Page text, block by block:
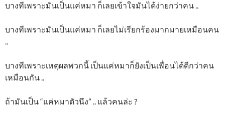
บางทีเพราะมันเป็นแค่หมา ก็เลยเข้าใจมันได้ง่ายกว่าคน ..
บางทีเพราะมันเป็นแค่หมา ก็เลยไม่เรียกร้องมากมายเหมือนคน
..
บางทีเพราะเหตุผลพวกนี้ เป็นแค่หมาก็ยังเป็นเพื่อนได้ดีกว่าคน
เหมือนกัน ..
ถ้ามันเป็น “แค่หมาตัวนึง” .. แล้วคนล่ะ ?